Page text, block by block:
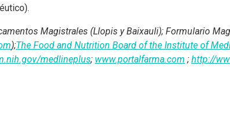
Magistrales (Llopis y Baixauli); Formulario
);The Food and Nutrition Board of the Institute of
medlineplus; www.portalfarma.com ; http://